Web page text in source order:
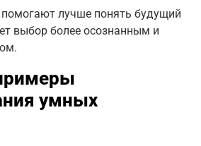
лучше понять будущий
выбор более осознанным и
умных